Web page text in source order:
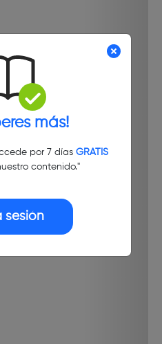
más!
por 7 días GRATIS
contenido."
sesión